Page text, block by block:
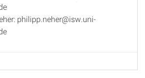
philipp.neher@isw.uni-